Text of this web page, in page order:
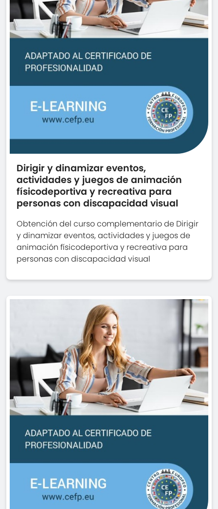
Dirigir y dinamizar eventos,
actividades y juegos de animación
físicodeportiva y recreativa para
personas con discapacidad visual
Obtención del curso complementario de Dirigir
y dinamizar eventos, actividades y juegos de
animación físicodeportiva y recreativa para
personas con discapacidad visual